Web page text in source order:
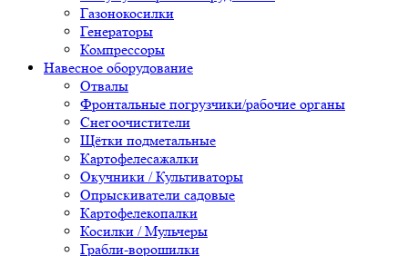
Газонокосилки
Генераторы
Компрессоры
Навесное оборудование
Отвалы
Фронтальные погрузчики/рабочие органы
Снегоочистители
Щётки подметальные
Картофелесажалки
Окучники / Культиваторы
Опрыскиватели садовые
Картофелекопалки
Косилки / Мульчеры
Грабли-ворошилки